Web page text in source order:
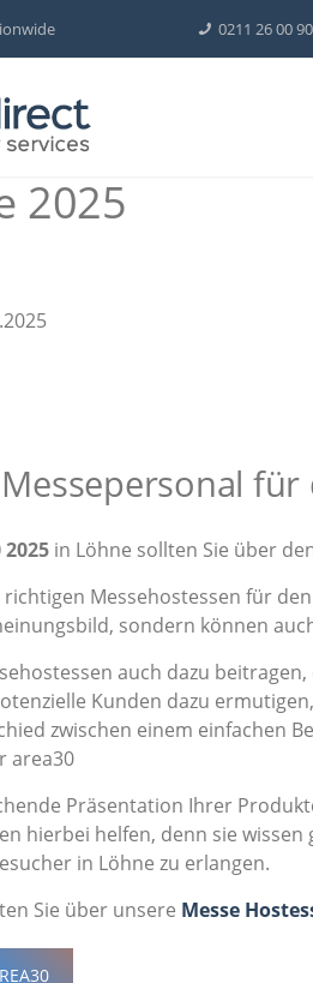
0211 26 00
2025
in Löhne sollten Sie über
Messehostessen für
sondern können
auch dazu
Kunden dazu
zwischen einem einfachen
area30
Präsentation Ihrer
hierbei helfen, denn sie
in Löhne zu erlangen.
Sie über unsere Messe